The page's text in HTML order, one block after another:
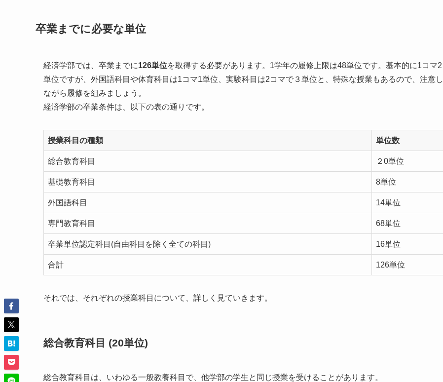
卒業までに必要な単位
経済学部では、卒業までに126単位を取得する必要があります。1学年の履修上限は48単位です。基本的に1コマ2
単位ですが、外国語科目や体育科目は1コマ1単位、実験科目は2コマで３単位と、特殊な授業もあるので、注意し
ながら履修を組みましょう。
経済学部の卒業条件は、以下の表の通りです。
授業科目の種類 単位数
総合教育科目 ２0単位
基礎教育科目 8単位
外国語科目 14単位
専門教育科目 68単位
卒業単位認定科目(自由科目を除く全ての科目) 16単位
合計 126単位
それでは、それぞれの授業科目について、詳しく見ていきます。
総合教育科目 (20単位)
総合教育科目は、いわゆる一般教養科目で、他学部の学生と同じ授業を受けることがあります。